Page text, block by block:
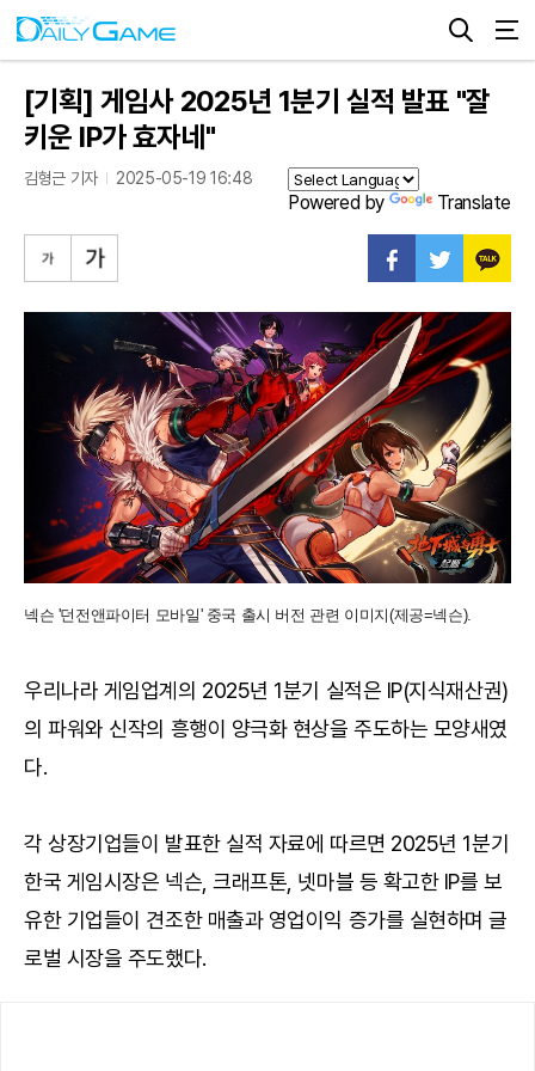
[기획] 게임사 2025년 1분기 실적 발표 "잘
키운 IP가 효자네"
김형근 기자 2025-05-19 16:48
Powered by Translate
넥슨 '던전앤파이터 모바일' 중국 출시 버전 관련 이미지(제공=넥슨).
우리나라 게임업계의 2025년 1분기 실적은 IP(지식재산권)
의 파워와 신작의 흥행이 양극화 현상을 주도하는 모양새였
다.
각 상장기업들이 발표한 실적 자료에 따르면 2025년 1분기
한국 게임시장은 넥슨, 크래프톤, 넷마블 등 확고한 IP를 보
유한 기업들이 견조한 매출과 영업이익 증가를 실현하며 글
로벌 시장을 주도했다.